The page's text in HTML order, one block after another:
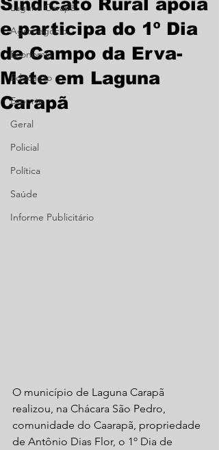
Laguna Carapã
Agronegócio
Economia
Educação
Esporte
Geral
Policial
Política
Saúde
Informe Publicitário
e participa do 1º Dia
de Campo da Erva-
Mate em Laguna
Carapã
O município de Laguna Carapã
realizou, na Chácara São Pedro,
comunidade do Caarapã, propriedade
de Antônio Dias Flor, o 1º Dia de